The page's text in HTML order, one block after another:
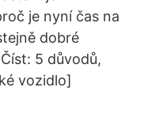
je nyní čas na
dobré
5 důvodů,
vozidlo]